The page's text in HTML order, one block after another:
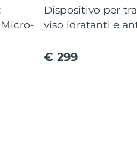
Dispositivo per
viso idratanti e
€ 299